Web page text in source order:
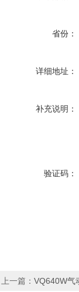
省份：
详细地址：
补充说明：
验证码：
上一篇： VQ640W气